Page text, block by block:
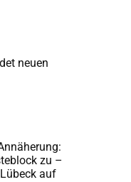
neuen
zu –
auf